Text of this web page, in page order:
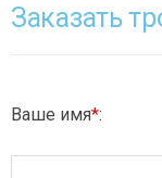
Заказать
Ваше имя*: